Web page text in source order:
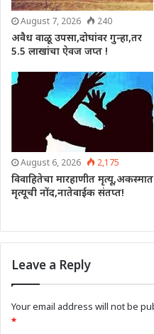
August 7, 2026 240
अवैध वाळू उपसा,दोघांवर गुन्हा,तर
5.5 लाखांचा ऐवज जप्त !
August 6, 2026 2,175
विवाहितेचा मारहाणीत मृत्यू,अकस्मात
मृत्यूची नोंद,नातेवाईक संतप्त!
Leave a Reply
Your email address will not be
*